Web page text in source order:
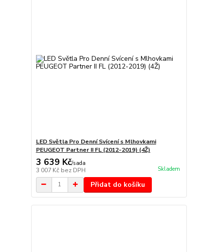
LED Světla Pro Denní Svícení s Mlhovkami
PEUGEOT Partner II FL (2012-2019) (4Ž)
3 639 Kč/sada
3 007 Kč bez DPH Skladem
Přidat do košíku